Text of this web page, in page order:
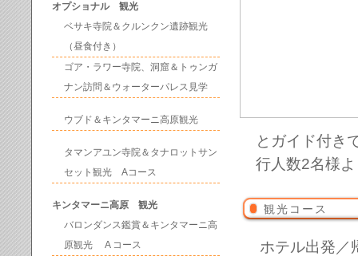
オプショナル 観光
ベサキ寺院＆クルンクン遺跡観光
（昼食付き）
ゴア・ラワー寺院、洞窟＆トゥンガ
ナン訪問＆ウォーターパレス見学
ウブド＆キンタマーニ高原観光
タマンアユン寺院＆タナロットサン
セット観光 Aコース
キンタマーニ高原 観光
バロンダンス鑑賞＆キンタマーニ高
原観光 A コース
とガイド付き
行人数2名様
観光コース
ホテル出発／